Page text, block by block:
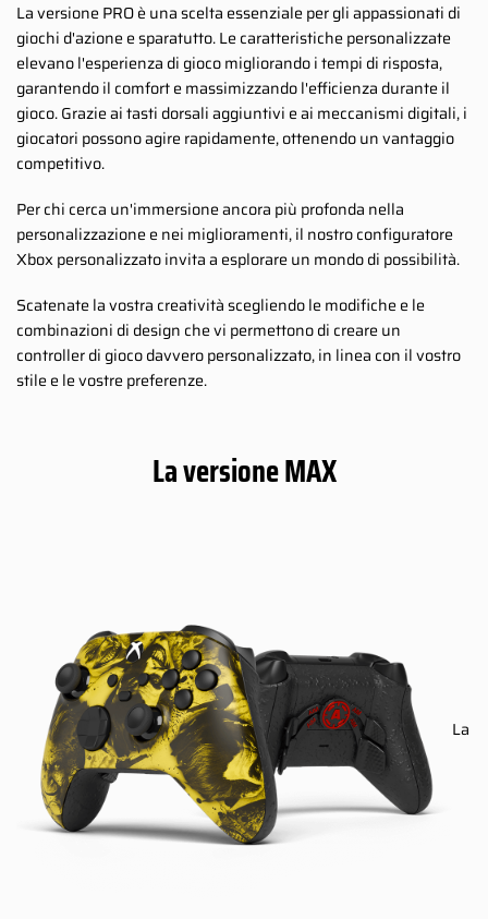
La versione PRO è una scelta essenziale per gli appassionati di
giochi d'azione e sparatutto. Le caratteristiche personalizzate
elevano l'esperienza di gioco migliorando i tempi di risposta,
garantendo il comfort e massimizzando l'efficienza durante il
gioco. Grazie ai tasti dorsali aggiuntivi e ai meccanismi digitali, i
giocatori possono agire rapidamente, ottenendo un vantaggio
competitivo.
Per chi cerca un'immersione ancora più profonda nella
personalizzazione e nei miglioramenti, il nostro configuratore
Xbox personalizzato invita a esplorare un mondo di possibilità.
Scatenate la vostra creatività scegliendo le modifiche e le
combinazioni di design che vi permettono di creare un
controller di gioco davvero personalizzato, in linea con il vostro
stile e le vostre preferenze.
La versione MAX
La